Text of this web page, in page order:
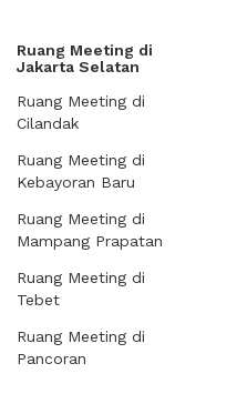
Ruang Meeting di
Jakarta Selatan
Ruang Meeting di
Cilandak
Ruang Meeting di
Kebayoran Baru
Ruang Meeting di
Mampang Prapatan
Ruang Meeting di
Tebet
Ruang Meeting di
Pancoran